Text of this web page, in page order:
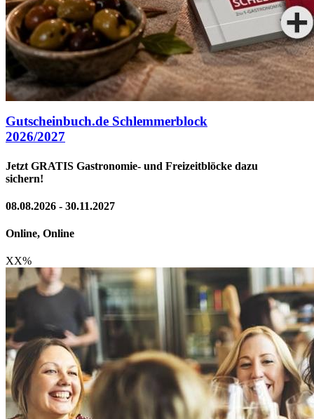
Gutscheinbuch.de Schlemmerblock
2026/2027
Jetzt GRATIS Gastronomie- und Freizeitblöcke dazu
sichern!
08.08.2026 - 30.11.2027
Online, Online
XX%